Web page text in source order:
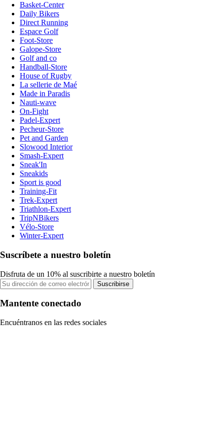
Basket-Center
Daily Bikers
Direct Running
Espace Golf
Foot-Store
Galope-Store
Golf and co
Handball-Store
House of Rugby
La sellerie de Maé
Made in Paradis
Nauti-wave
On-Fight
Padel-Expert
Pecheur-Store
Pet and Garden
Slowood Interior
Smash-Expert
Sneak'In
Sneakids
Sport is good
Training-Fit
Trek-Expert
Triathlon-Expert
TripNBikers
Vélo-Store
Winter-Expert
Suscríbete a nuestro boletín
Disfruta de un 10% al suscribirte a nuestro boletín
Suscribirse
Mantente conectado
Encuéntranos en las redes sociales